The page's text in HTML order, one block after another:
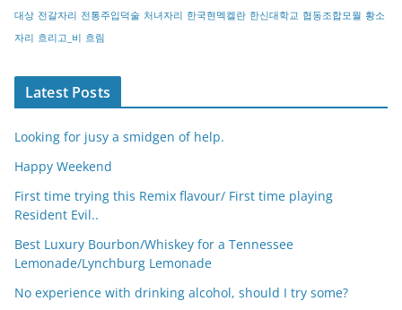
대상 전갈자리 전통주입덕술 처녀자리 한국현멕켈란 한신대학교 협동조합모월 황소
자리 흐리고_비 흐림
Latest Posts
Looking for jusy a smidgen of help.
Happy Weekend
First time trying this Remix flavour/ First time playing
Resident Evil..
Best Luxury Bourbon/Whiskey for a Tennessee
Lemonade/Lynchburg Lemonade
No experience with drinking alcohol, should I try some?